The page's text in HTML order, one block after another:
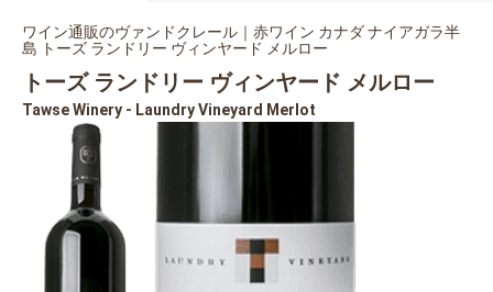
ワイン通販のヴァンドクレール｜赤ワイン カナダ ナイアガラ半
島 トーズ ランドリー ヴィンヤード メルロー
トーズ ランドリー ヴィンヤード メルロー
Tawse Winery - Laundry Vineyard Merlot